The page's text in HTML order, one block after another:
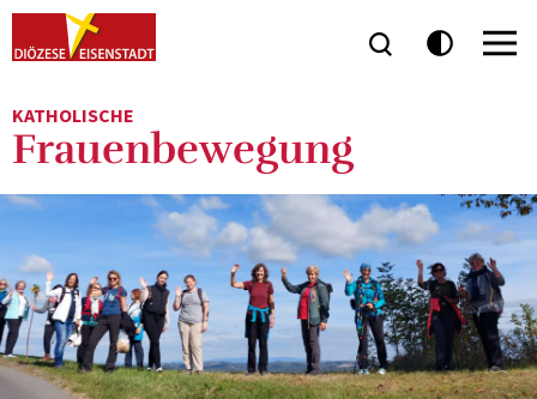
KATHOLISCHE
Frauenbewegung